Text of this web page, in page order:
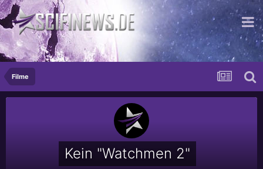
excellent...
Filme
Kein "Watchmen 2"